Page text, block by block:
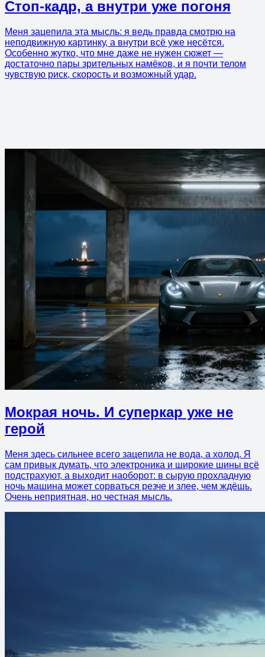
Стоп-кадр, а внутри уже погоня
Меня зацепила эта мысль: я ведь правда смотрю на
неподвижную картинку, а внутри всё уже несётся.
Особенно жутко, что мне даже не нужен сюжет —
достаточно пары зрительных намёков, и я почти телом
чувствую риск, скорость и возможный удар.
Мокрая ночь. И суперкар уже не
герой
Меня здесь сильнее всего зацепила не вода, а холод. Я
сам привык думать, что электроника и широкие шины всё
подстрахуют, а выходит наоборот: в сырую прохладную
ночь машина может сорваться резче и злее, чем ждёшь.
Очень неприятная, но честная мысль.